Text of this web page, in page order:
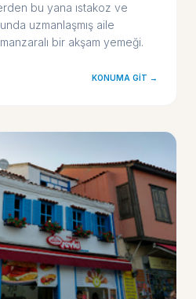
bu yana ıstakoz ve
uzmanlaşmış aile
bir akşam yemeği.
KONUMA GIT →